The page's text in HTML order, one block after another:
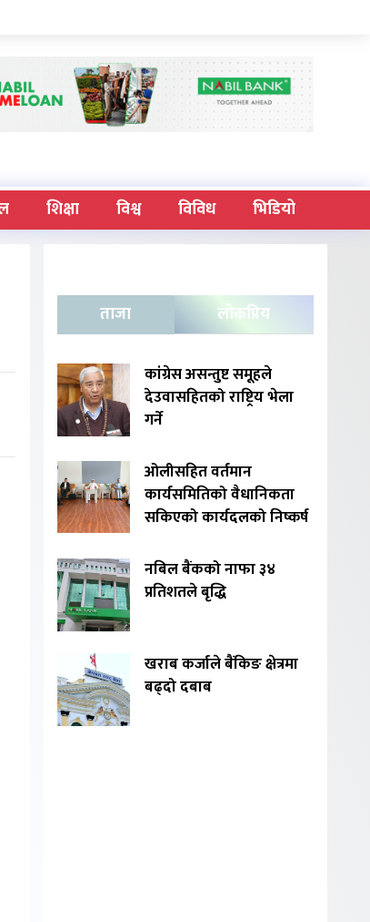
शिक्षा विश्व विविध भिडियो
ताजा लोकप्रिय
कांग्रेस असन्तुष्ट समूहले
देउवासहितको राष्ट्रिय भेला
गर्ने
ओलीसहित वर्तमान
कार्यसमितिको वैधानिकता
सकिएको कार्यदलको निष्कर्ष
नबिल बैंकको नाफा ३४
प्रतिशतले बृद्धि
खराब कर्जाले बैंकिङ क्षेत्रमा
बढ्दो दबाब